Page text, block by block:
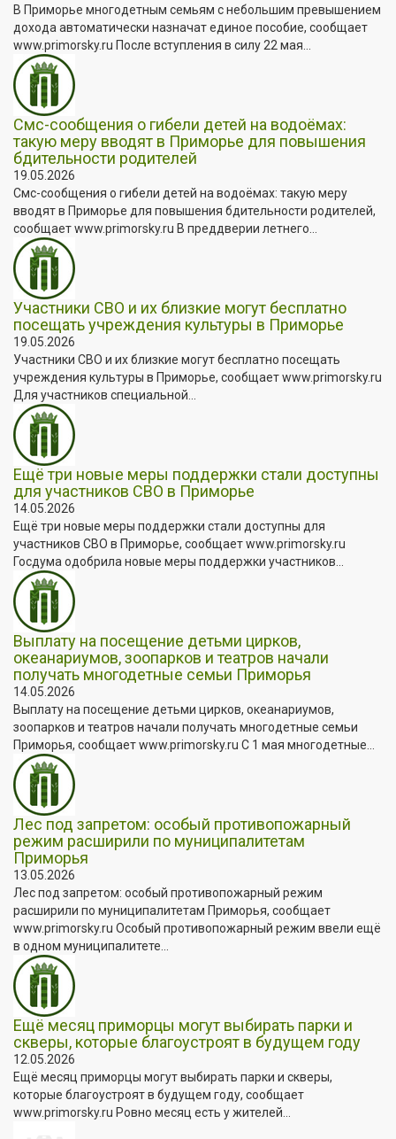
В Приморье многодетным семьям с небольшим превышением
дохода автоматически назначат единое пособие, сообщает
www.primorsky.ru После вступления в силу 22 мая...
Смс-сообщения о гибели детей на водоёмах:
такую меру вводят в Приморье для повышения
бдительности родителей
19.05.2026
Смс-сообщения о гибели детей на водоёмах: такую меру
вводят в Приморье для повышения бдительности родителей,
сообщает www.primorsky.ru В преддверии летнего...
Участники СВО и их близкие могут бесплатно
посещать учреждения культуры в Приморье
19.05.2026
Участники СВО и их близкие могут бесплатно посещать
учреждения культуры в Приморье, сообщает www.primorsky.ru
Для участников специальной...
Ещё три новые меры поддержки стали доступны
для участников СВО в Приморье
14.05.2026
Ещё три новые меры поддержки стали доступны для
участников СВО в Приморье, сообщает www.primorsky.ru
Госдума одобрила новые меры поддержки участников...
Выплату на посещение детьми цирков,
океанариумов, зоопарков и театров начали
получать многодетные семьи Приморья
14.05.2026
Выплату на посещение детьми цирков, океанариумов,
зоопарков и театров начали получать многодетные семьи
Приморья, сообщает www.primorsky.ru С 1 мая многодетные...
Лес под запретом: особый противопожарный
режим расширили по муниципалитетам
Приморья
13.05.2026
Лес под запретом: особый противопожарный режим
расширили по муниципалитетам Приморья, сообщает
www.primorsky.ru Особый противопожарный режим ввели ещё
в одном муниципалитете...
Ещё месяц приморцы могут выбирать парки и
скверы, которые благоустроят в будущем году
12.05.2026
Ещё месяц приморцы могут выбирать парки и скверы,
которые благоустроят в будущем году, сообщает
www.primorsky.ru Ровно месяц есть у жителей...